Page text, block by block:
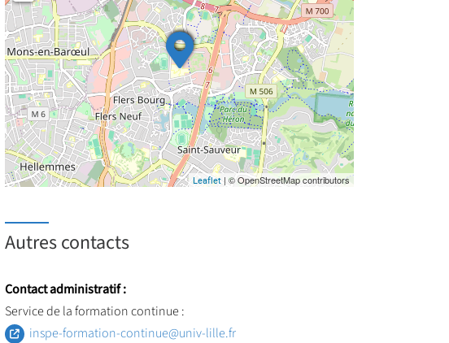
Leaflet | © OpenStreetMap contributors
Autres contacts
Contact administratif :
Service de la formation continue :
inspe-formation-continue@univ-lille.fr